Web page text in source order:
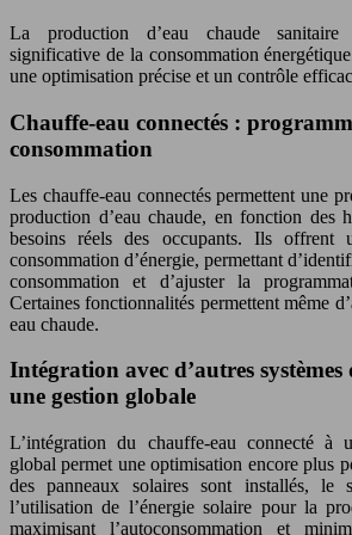
La production d’eau chaude
significative de la consommation
une optimisation précise et un contrôle
Chauffe-eau connectés :
consommation
Les chauffe-eau connectés permettent une
production d’eau chaude, en fonction des
besoins réels des occupants. Ils
consommation d’énergie, permettant
consommation et d’ajuster la
Certaines fonctionnalités permettent même
eau chaude.
Intégration avec d’autres
une gestion globale
L’intégration du chauffe-eau connecté à
global permet une optimisation encore plus
des panneaux solaires sont installés, le
l’utilisation de l’énergie solaire pour la
maximisant l’autoconsommation et